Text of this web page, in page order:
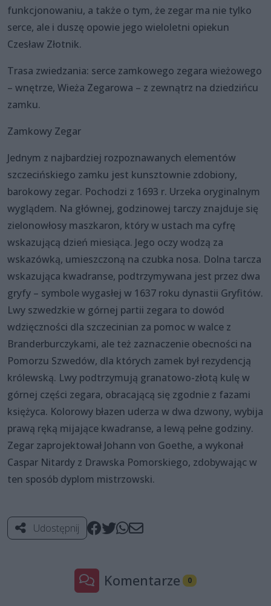
funkcjonowaniu, a także o tym, że zegar ma nie tylko
serce, ale i duszę opowie jego wieloletni opiekun
Czesław Złotnik.
Trasa zwiedzania: serce zamkowego zegara wieżowego
– wnętrze, Wieża Zegarowa – z zewnątrz na dziedzińcu
zamku.
Zamkowy Zegar
Jednym z najbardziej rozpoznawanych elementów
szczecińskiego zamku jest kunsztownie zdobiony,
barokowy zegar. Pochodzi z 1693 r. Urzeka oryginalnym
wyglądem. Na głównej, godzinowej tarczy znajduje się
zielonowłosy maszkaron, który w ustach ma cyfrę
wskazującą dzień miesiąca. Jego oczy wodzą za
wskazówką, umieszczoną na czubka nosa. Dolna tarcza
wskazująca kwadranse, podtrzymywana jest przez dwa
gryfy – symbole wygasłej w 1637 roku dynastii Gryfitów.
Lwy szwedzkie w górnej partii zegara to dowód
wdzięczności dla szczecinian za pomoc w walce z
Branderburczykami, ale też zaznaczenie obecności na
Pomorzu Szwedów, dla których zamek był rezydencją
królewską. Lwy podtrzymują granatowo-złotą kulę w
górnej części zegara, obracającą się zgodnie z fazami
księżyca. Kolorowy błazen uderza w dwa dzwony, wybija
prawą ręką mijające kwadranse, a lewą pełne godziny.
Zegar zaprojektował Johann von Goethe, a wykonał
Caspar Nitardy z Drawska Pomorskiego, zdobywając w
ten sposób dyplom mistrzowski.
Udostępnij
Komentarze 0